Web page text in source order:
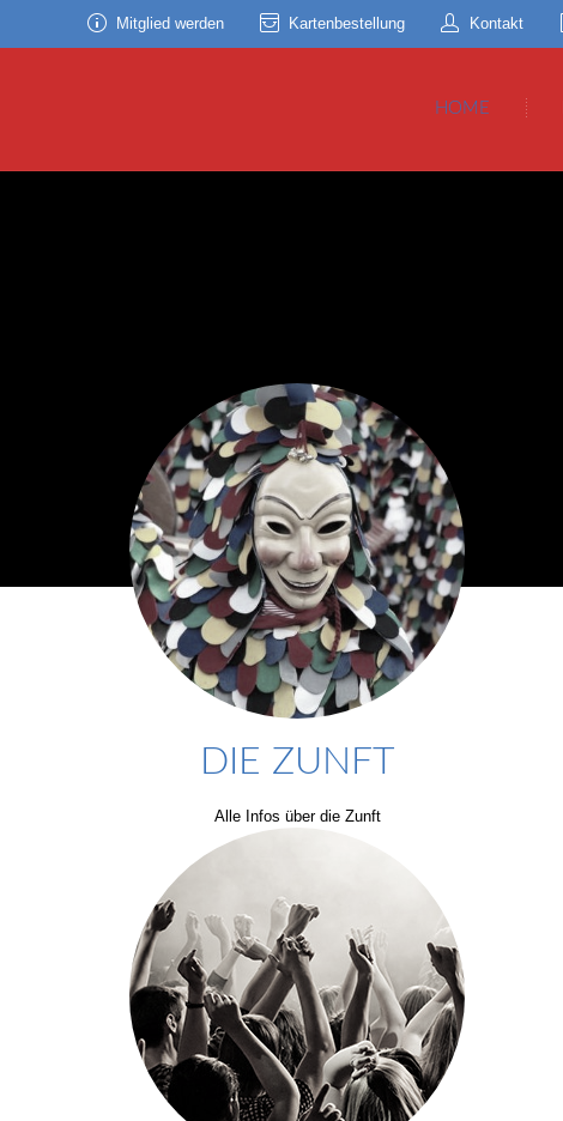
Mitglied werden Kartenbestellung Kontakt
HOME
DIE ZUNFT
Alle Infos über die Zunft